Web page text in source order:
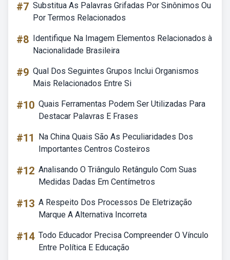
#7 Substitua As Palavras Grifadas Por Sinônimos Ou
Por Termos Relacionados
#8 Identifique Na Imagem Elementos Relacionados à
Nacionalidade Brasileira
#9 Qual Dos Seguintes Grupos Inclui Organismos
Mais Relacionados Entre Si
#10 Quais Ferramentas Podem Ser Utilizadas Para
Destacar Palavras E Frases
#11
Na China Quais São As Peculiaridades Dos
Importantes Centros Costeiros
#12 Analisando O Triângulo Retângulo Com Suas
Medidas Dadas Em Centímetros
#13 A Respeito Dos Processos De Eletrização
Marque A Alternativa Incorreta
#14 Todo Educador Precisa Compreender O Vínculo
Entre Política E Educação